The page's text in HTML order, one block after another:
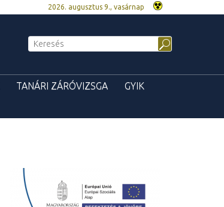
2026. augusztus 9., vasárnap
TANÁRI ZÁRÓVIZSGA
GYIK